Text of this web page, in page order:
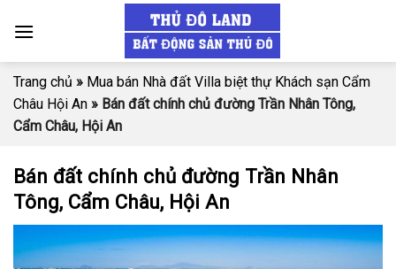
Trang chủ » Mua bán Nhà đất Villa biệt thự Khách sạn Cẩm
Châu Hội An » Bán đất chính chủ đường Trần Nhân Tông,
Cẩm Châu, Hội An
Bán đất chính chủ đường Trần Nhân
Tông, Cẩm Châu, Hội An